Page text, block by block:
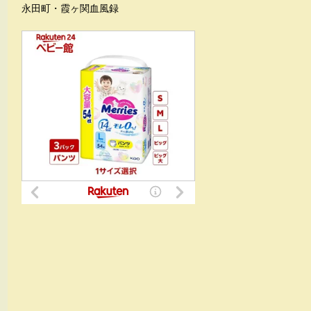
永田町・霞ヶ関血風録